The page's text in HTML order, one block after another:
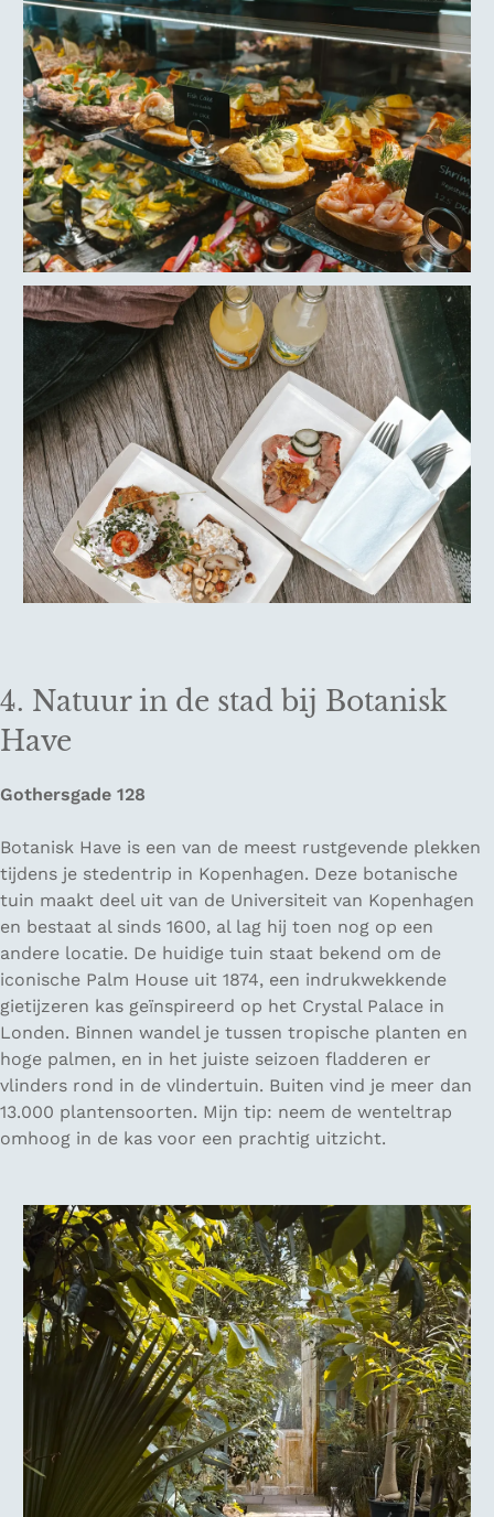
4. Natuur in de stad bij Botanisk
Have
Gothersgade 128
Botanisk Have is een van de meest rustgevende plekken
tijdens je stedentrip in Kopenhagen. Deze botanische
tuin maakt deel uit van de Universiteit van Kopenhagen
en bestaat al sinds 1600, al lag hij toen nog op een
andere locatie. De huidige tuin staat bekend om de
iconische Palm House uit 1874, een indrukwekkende
gietijzeren kas geïnspireerd op het Crystal Palace in
Londen. Binnen wandel je tussen tropische planten en
hoge palmen, en in het juiste seizoen fladderen er
vlinders rond in de vlindertuin. Buiten vind je meer dan
13.000 plantensoorten. Mijn tip: neem de wenteltrap
omhoog in de kas voor een prachtig uitzicht.